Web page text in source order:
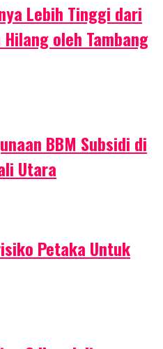
Lebih Tinggi dari
oleh Tambang
BBM Subsidi di
Utara
Petaka Untuk